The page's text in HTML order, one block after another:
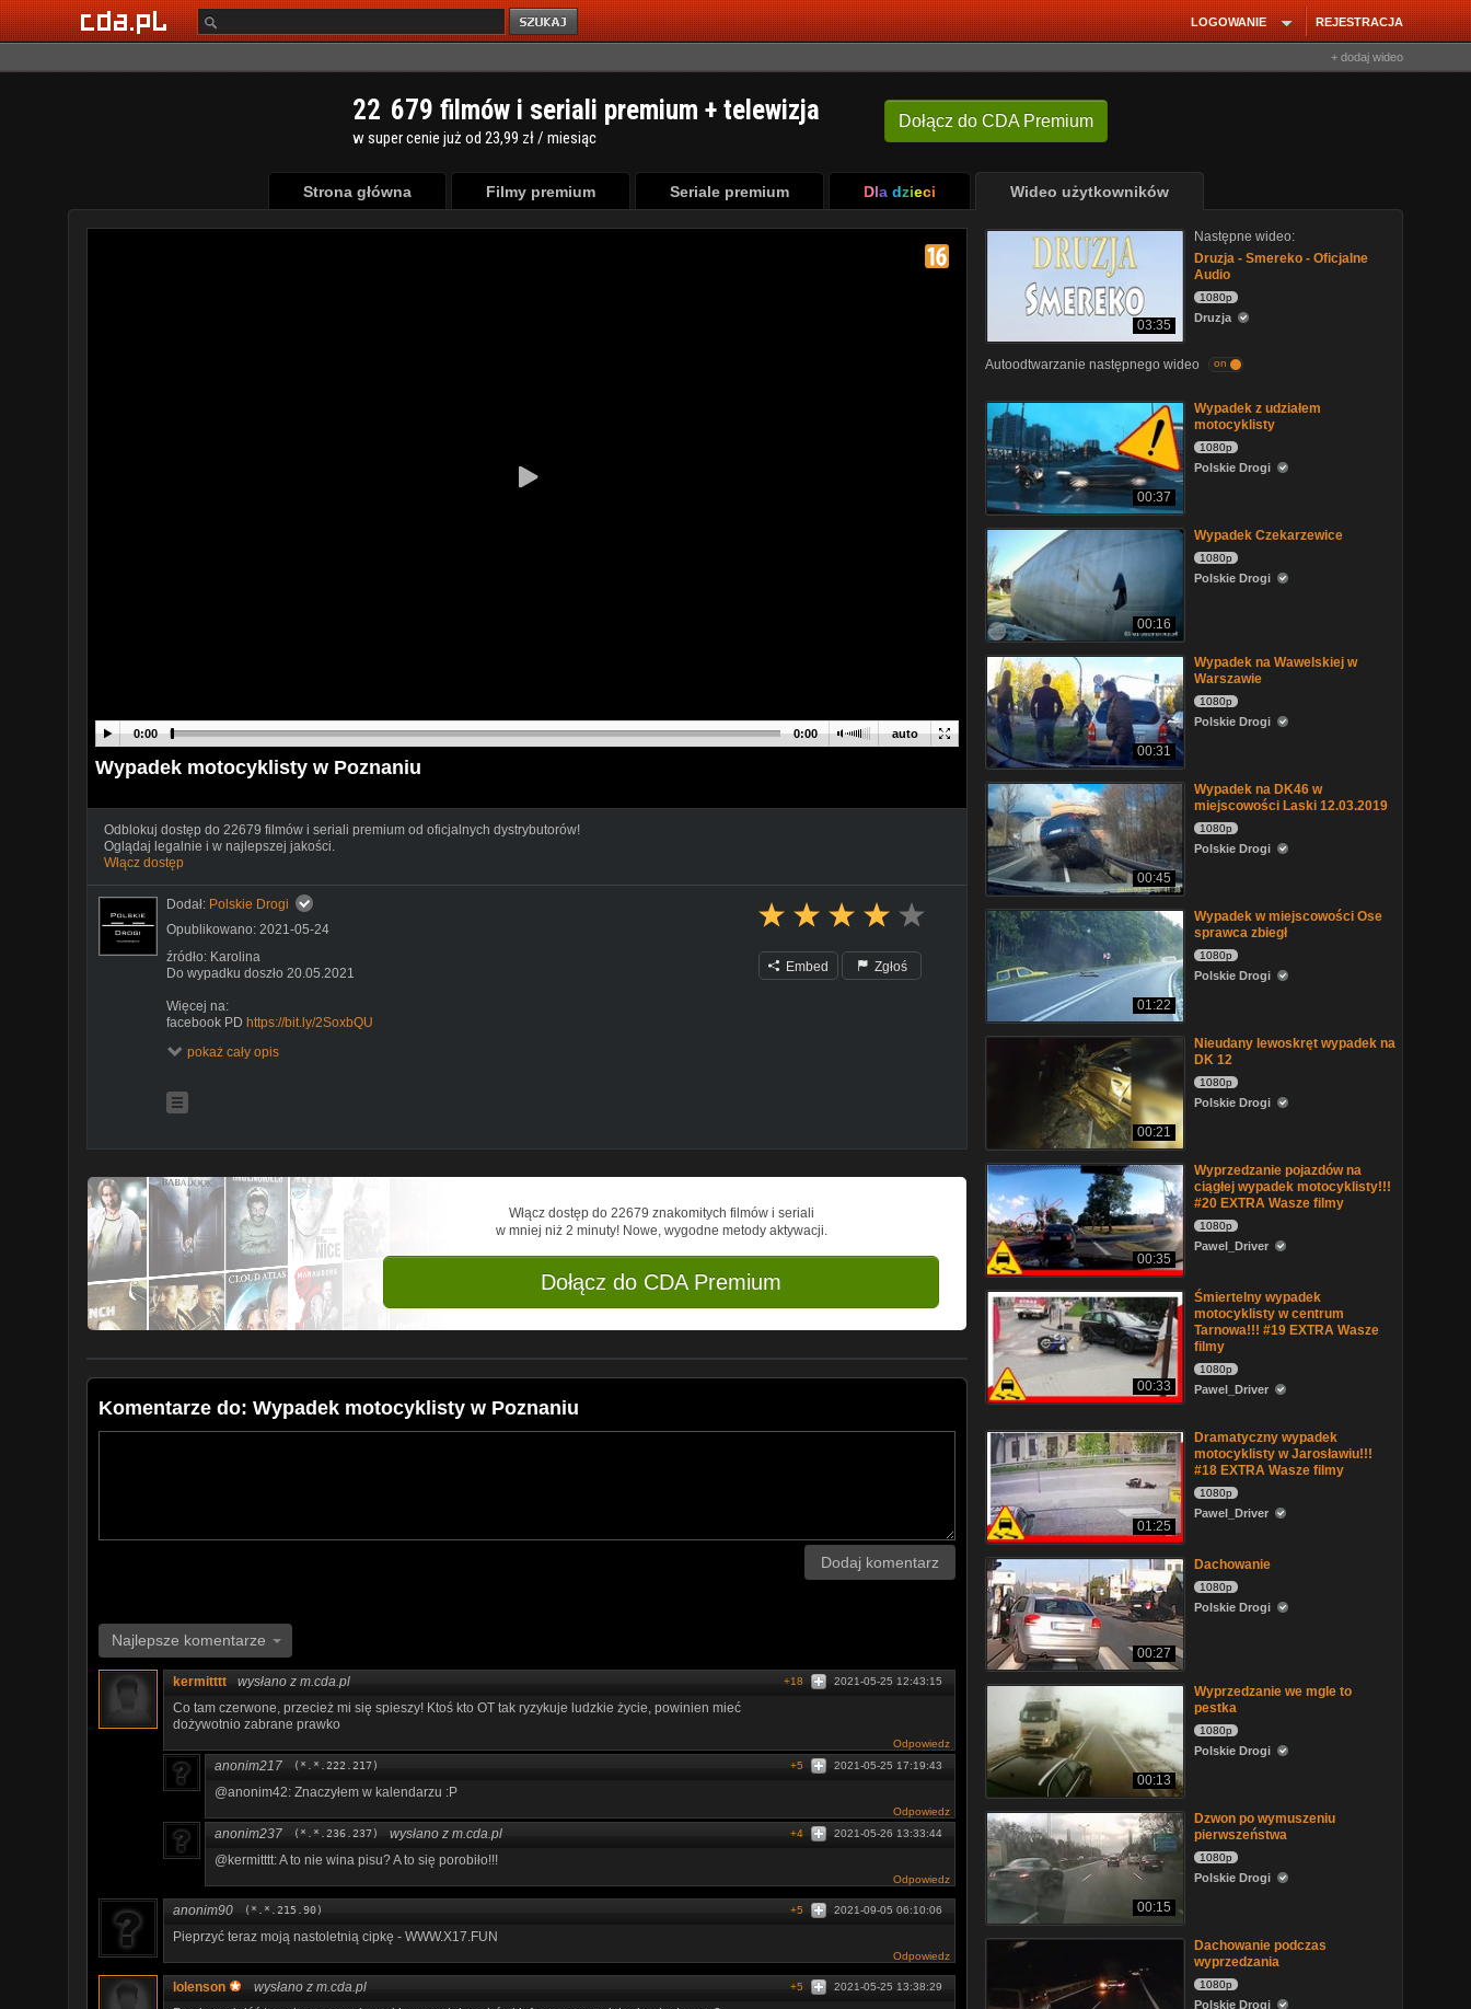
REJESTRACJA
LOGOWANIE
+ dodaj wideo
Dołącz do CDA Premium
22 679 filmów i seriali premium + telewizja
w super cenie już od 23,99 zł / miesiąc
Strona główna Filmy premium Seriale premium Dla dzieci Wideo użytkowników
auto
0:00 0:00
Wypadek motocyklisty w Poznaniu
Odblokuj dostęp do 22679 filmów i seriali premium od oficjalnych dystrybutorów!
Oglądaj legalnie i w najlepszej jakości.
Włącz dostęp
Dodał: Polskie Drogi
Opublikowano: 2021-05-24
źródło: Karolina
Do wypadku doszło 20.05.2021
Więcej na:
facebook PD https://bit.ly/2SoxbQU
polskiedrogiPLUShttps://bit.ly/2MFLKxM
muzyka: Patrick Patrikios Forget Me Not
https://youtu.be/AGB2bQx5wWg
pokaż cały opis
Embed Zgłoś
Włącz dostęp do 22679 znakomitych filmów i seriali
w mniej niż 2 minuty! Nowe, wygodne metody aktywacji.
Dołącz do CDA Premium
Komentarze do: Wypadek motocyklisty w Poznaniu
Dodaj komentarz
Najlepsze komentarze
kermitttt wysłano z m.cda.pl 2021-05-25 12:43:15
+18
Co tam czerwone, przecież mi się spieszy! Ktoś kto OT tak ryzykuje ludzkie życie, powinien mieć
dożywotnio zabrane prawko
Odpowiedz
anonim217 (*.*.222.217) 2021-05-25 17:19:43
+5
@anonim42: Znaczyłem w kalendarzu :P
Odpowiedz
anonim237 (*.*.236.237) wysłano z m.cda.pl 2021-05-26 13:33:44
+4
@kermitttt: A to nie wina pisu? A to się porobiło!!!
Odpowiedz
anonim90 (*.*.215.90) 2021-09-05 06:10:06
+5
P­­­i­­e­p­­r­­­z­­y­ć­ ­­­t­­­e­r­a­­z­­ ­­­m­­o­j­ą­­­ ­­n­a­­s­­t­­­o­­l­­e­­t­­­n­i­­ą­ ­­­c­­i­­p­­­k­­ę­ ­-­­­ ­­W­W­­­W­­.­X­­1­­7­­.­F­U­­N
Odpowiedz
lolenson wysłano z m.cda.pl 2021-05-25 13:38:29
+5
03:35
Następne wideo:
Druzja - Smereko - Oficjalne
Audio
1080p
Druzja
Autoodtwarzanie następnego wideo on
00:37
Wypadek z udziałem
motocyklisty
1080p
Polskie Drogi
00:16
Wypadek Czekarzewice
1080p
Polskie Drogi
00:31
Wypadek na Wawelskiej w
Warszawie
1080p
Polskie Drogi
00:45
Wypadek na DK46 w
miejscowości Laski 12.03.2019
1080p
Polskie Drogi
01:22
Wypadek w miejscowości Ose
sprawca zbiegł
1080p
Polskie Drogi
00:21
Nieudany lewoskręt wypadek na
DK 12
1080p
Polskie Drogi
00:35
Wyprzedzanie pojazdów na
ciągłej wypadek motocyklisty!!!
#20 EXTRA Wasze filmy
1080p
Pawel_Driver
00:33
Śmiertelny wypadek
motocyklisty w centrum
Tarnowa!!! #19 EXTRA Wasze
filmy
1080p
Pawel_Driver
01:25
Dramatyczny wypadek
motocyklisty w Jarosławiu!!!
#18 EXTRA Wasze filmy
1080p
Pawel_Driver
00:27
Dachowanie
1080p
Polskie Drogi
00:13
Wyprzedzanie we mgle to
pestka
1080p
Polskie Drogi
00:15
Dzwon po wymuszeniu
pierwszeństwa
1080p
Polskie Drogi
Dachowanie podczas
wyprzedzania
1080p
Polskie Drogi